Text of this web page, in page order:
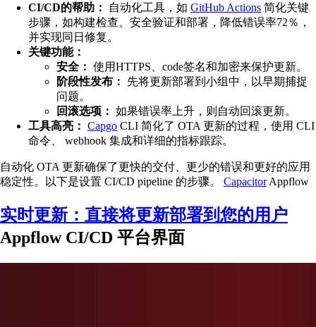
CI/CD的帮助：
自动化工具，如 GitHub Actions 简化关键
步骤，如构建检查、安全验证和部署，降低错误率72％，
并实现同日修复。
关键功能：
安全： 使用HTTPS、code签名和加密来保护更新。
阶段性发布：
先将更新部署到小组中，以早期捕捉
问题。
回滚选项： 如果错误率上升，则自动回滚更新。
工具高亮： Capgo CLI 简化了 OTA 更新的过程，使用 CLI
命令、 webhook 集成和详细的指标跟踪。
自动化 OTA 更新确保了更快的交付、更少的错误和更好的应用
稳定性。以下是设置 CI/CD pipeline 的步骤。 CapacitorAppflow
实时更新：直接将更新部署到您的用户
Appflow CI/CD 平台界面